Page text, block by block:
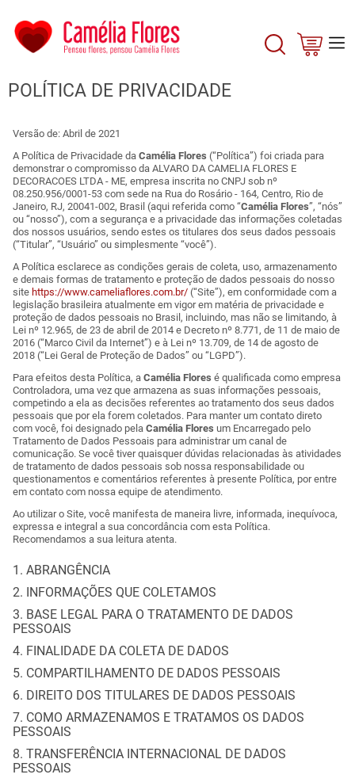
POLÍTICA DE PRIVACIDADE
Versão de: Abril de 2021
A Política de Privacidade da Camélia Flores (“Política”) foi criada para
demonstrar o compromisso da ALVARO DA CAMELIA FLORES E
DECORACOES LTDA - ME, empresa inscrita no CNPJ sob nº
08.250.956/0001-53 com sede na Rua do Rosário - 164, Centro, Rio de
Janeiro, RJ, 20041-002, Brasil (aqui referida como “Camélia Flores”, “nós”
ou “nosso”), com a segurança e a privacidade das informações coletadas
dos nossos usuários, sendo estes os titulares dos seus dados pessoais
(“Titular”, “Usuário” ou simplesmente “você”).
A Política esclarece as condições gerais de coleta, uso, armazenamento
e demais formas de tratamento e proteção de dados pessoais do nosso
site https://www.cameliaflores.com.br/ (“Site”), em conformidade com a
legislação brasileira atualmente em vigor em matéria de privacidade e
proteção de dados pessoais no Brasil, incluindo, mas não se limitando, à
Lei nº 12.965, de 23 de abril de 2014 e Decreto nº 8.771, de 11 de maio de
2016 (“Marco Civil da Internet”) e à Lei nº 13.709, de 14 de agosto de
2018 (“Lei Geral de Proteção de Dados” ou “LGPD”).
Para efeitos desta Política, a Camélia Flores é qualificada como empresa
Controladora, uma vez que armazena as suas informações pessoais,
competindo a ela as decisões referentes ao tratamento dos seus dados
pessoais que por ela forem coletados. Para manter um contato direto
com você, foi designado pela Camélia Flores um Encarregado pelo
Tratamento de Dados Pessoais para administrar um canal de
comunicação. Se você tiver quaisquer dúvidas relacionadas às atividades
de tratamento de dados pessoais sob nossa responsabilidade ou
questionamentos e comentários referentes à presente Política, por entre
em contato com nossa equipe de atendimento.
Ao utilizar o Site, você manifesta de maneira livre, informada, inequívoca,
expressa e integral a sua concordância com esta Política.
Recomendamos a sua leitura atenta.
1. ABRANGÊNCIA
2. INFORMAÇÕES QUE COLETAMOS
3. BASE LEGAL PARA O TRATAMENTO DE DADOS
PESSOAIS
4. FINALIDADE DA COLETA DE DADOS
5. COMPARTILHAMENTO DE DADOS PESSOAIS
6. DIREITO DOS TITULARES DE DADOS PESSOAIS
7. COMO ARMAZENAMOS E TRATAMOS OS DADOS
PESSOAIS
8. TRANSFERÊNCIA INTERNACIONAL DE DADOS
PESSOAIS